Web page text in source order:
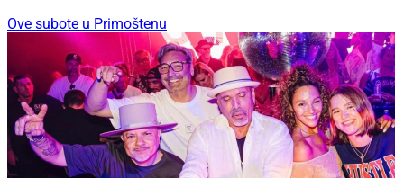
Ove subote u Primoštenu